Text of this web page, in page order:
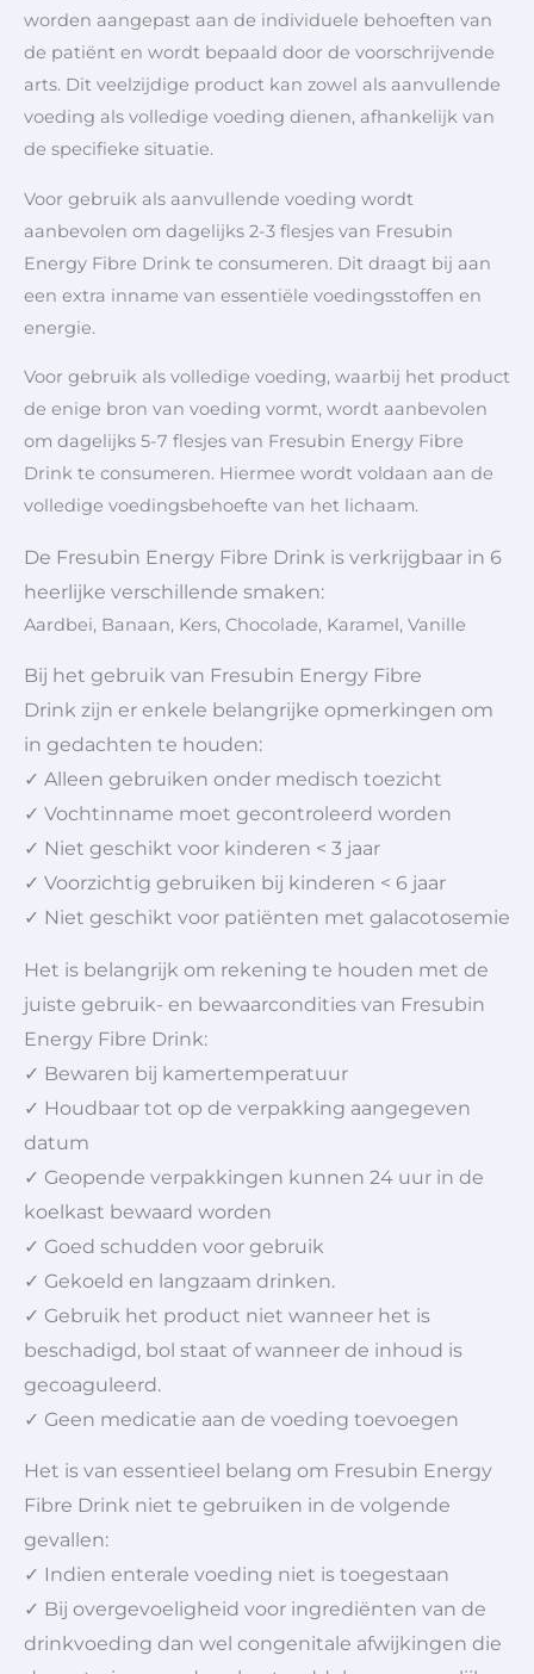
worden aangepast aan de individuele behoeften van
de patiënt en wordt bepaald door de voorschrijvende
arts. Dit veelzijdige product kan zowel als aanvullende
voeding als volledige voeding dienen, afhankelijk van
de specifieke situatie.
Voor gebruik als aanvullende voeding wordt
aanbevolen om dagelijks 2-3 flesjes van Fresubin
Energy Fibre Drink te consumeren. Dit draagt bij aan
een extra inname van essentiële voedingsstoffen en
energie.
Voor gebruik als volledige voeding, waarbij het product
de enige bron van voeding vormt, wordt aanbevolen
om dagelijks 5-7 flesjes van Fresubin Energy Fibre
Drink te consumeren. Hiermee wordt voldaan aan de
volledige voedingsbehoefte van het lichaam.
De Fresubin Energy Fibre Drink is verkrijgbaar in 6
heerlijke verschillende smaken:
Aardbei, Banaan, Kers, Chocolade, Karamel, Vanille
Bij het gebruik van Fresubin Energy Fibre
Drink zijn er enkele belangrijke opmerkingen om
in gedachten te houden:
✓ Alleen gebruiken onder medisch toezicht
✓ Vochtinname moet gecontroleerd worden
✓ Niet geschikt voor kinderen < 3 jaar
✓ Voorzichtig gebruiken bij kinderen < 6 jaar
✓ Niet geschikt voor patiënten met galacotosemie
Het is belangrijk om rekening te houden met de
juiste gebruik- en bewaarcondities van Fresubin
Energy Fibre Drink:
✓ Bewaren bij kamertemperatuur
✓ Houdbaar tot op de verpakking aangegeven
datum
✓ Geopende verpakkingen kunnen 24 uur in de
koelkast bewaard worden
✓ Goed schudden voor gebruik
✓ Gekoeld en langzaam drinken.
✓ Gebruik het product niet wanneer het is
beschadigd, bol staat of wanneer de inhoud is
gecoaguleerd.
✓ Geen medicatie aan de voeding toevoegen
Het is van essentieel belang om Fresubin Energy
Fibre Drink niet te gebruiken in de volgende
gevallen:
✓ Indien enterale voeding niet is toegestaan
✓ Bij overgevoeligheid voor ingrediënten van de
drinkvoeding dan wel congenitale afwijkingen die